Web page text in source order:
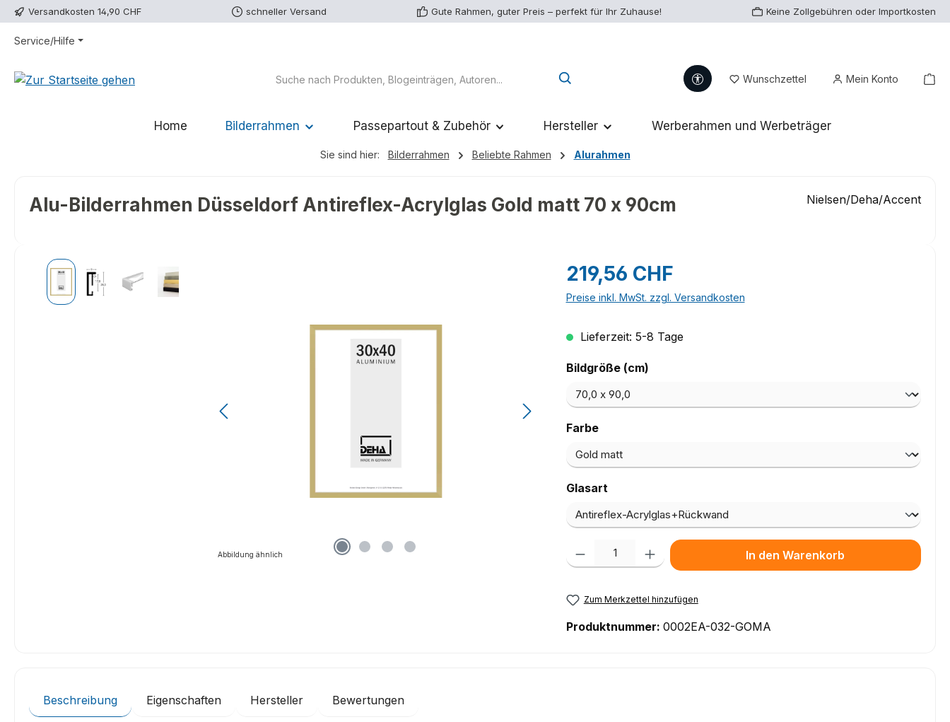
Hauptinhalt springen
Zur Suche springen
Zur Hauptnavigation springen
Versandkosten 14,90 CHF schneller Versand Gute Rahmen, guter Preis – perfekt für Ihr Zuhause! Keine Zollgebühren oder Importkosten
Service/Hilfe
Werkzeugleiste anzeigen
Wunschzettel Du hast 0 Produkte auf dem
Mein Konto
Home Bilderrahmen Passepartout & Zubehör Hersteller Werberahmen und Werbeträger
Sie sind hier: Bilderrahmen Beliebte Rahmen Alurahmen
Alu-Bilderrahmen Düsseldorf Antireflex-Acrylglas Gold matt 70 x 90cm Nielsen/Deha/Accent
Abbildung ähnlich
Regulärer Preis:
219,56 CHF
Preise inkl. MwSt. zzgl. Versandkosten
Lieferzeit: 5-8 Tage
Bildgröße (cm)auswählen
Farbeauswählen
Glasartauswählen
Produkt Anzahl: Gib den gewünschten Wert ein oder benutze die Schaltflächen
In den Warenkorb
Zum Merkzettel hinzufügen
Produktnummer: 0002EA-032-GOMA
Beschreibung Eigenschaften Hersteller Bewertungen